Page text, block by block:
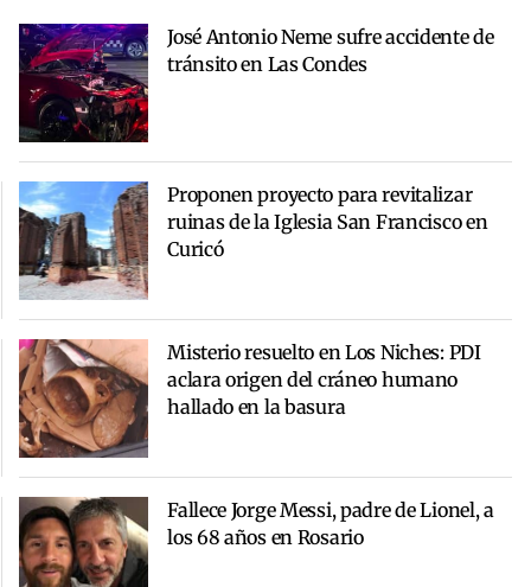
José Antonio Neme sufre accidente de
tránsito en Las Condes
Proponen proyecto para revitalizar
ruinas de la Iglesia San Francisco en
Curicó
Misterio resuelto en Los Niches: PDI
aclara origen del cráneo humano
hallado en la basura
Fallece Jorge Messi, padre de Lionel, a
los 68 años en Rosario